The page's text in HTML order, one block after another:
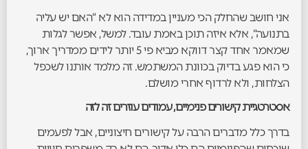
אני חושב שהחלק הכי מעניין במדידה הוא לא “האם יש עליה
בתנועה”, אלא איזה תוכן באמת עובד. למשל, אפשר לגלות
שמאמר אחד קצר דווקא מביא פי 5 יותר לידים ממדריך ארוך,
כי הוא פגע בדיוק בכוונת המשתמש. זה מלמד אותנו לשכפל
הצלחות, ולא לרדוף אחרי מושלם.
אסטרטגיית קישורים פנימיים, עמודים עוזרים זה לזה
בדרך כלל מדברים הרבה על קישורים חיצוניים, אבל לפעמים